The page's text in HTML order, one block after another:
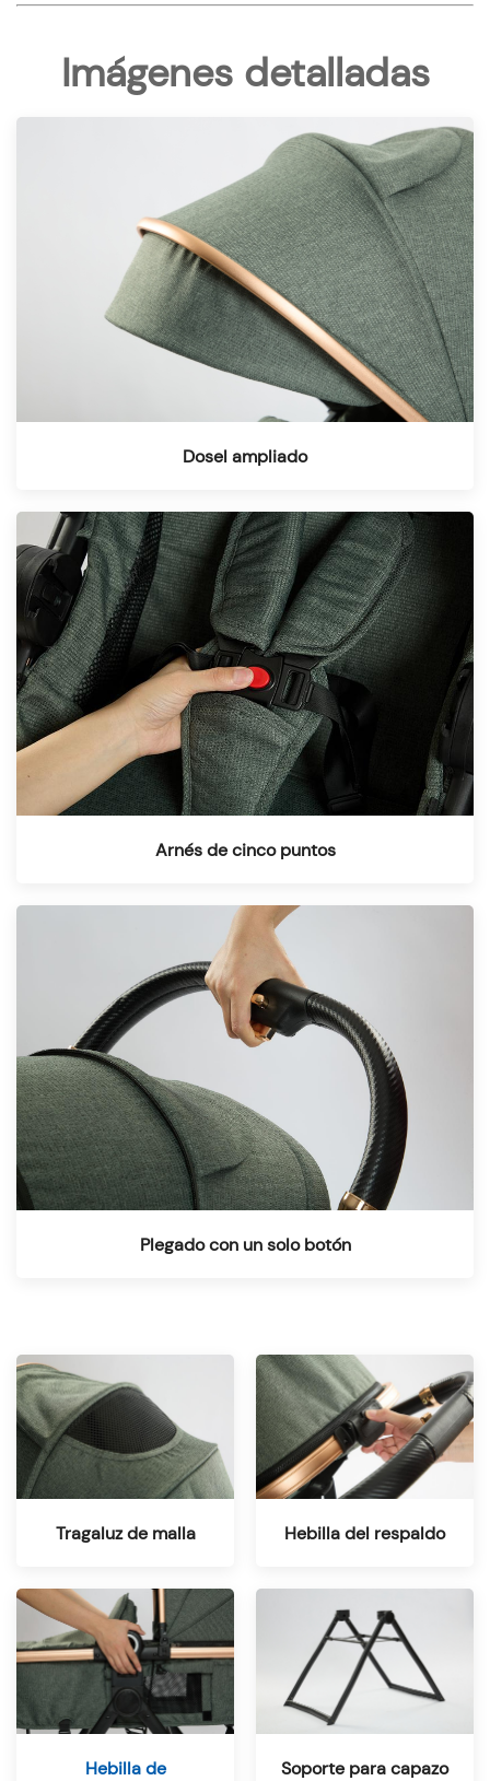
Imágenes detalladas
Dosel ampliado
Arnés de cinco puntos
Plegado con un solo botón
Tragaluz de malla Hebilla del respaldo
Hebilla de
Soporte para capazo